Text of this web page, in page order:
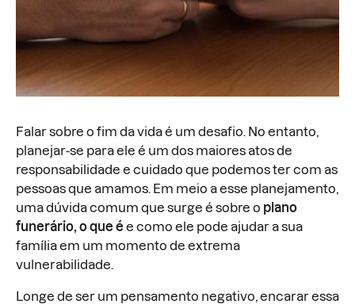
Falar sobre o fim da vida é um desafio. No entanto,
planejar-se para ele é um dos maiores atos de
responsabilidade e cuidado que podemos ter com as
pessoas que amamos. Em meio a esse planejamento,
uma dúvida comum que surge é sobre o plano
funerário, o que é e como ele pode ajudar a sua
família em um momento de extrema
vulnerabilidade.
Longe de ser um pensamento negativo, encarar essa